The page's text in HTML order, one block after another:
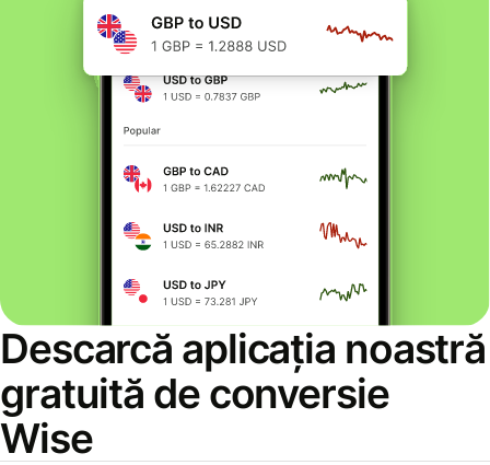
Descarcă aplicația noastră
gratuită de conversie
Wise